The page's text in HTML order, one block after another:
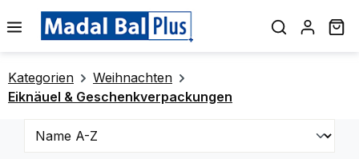
springen
Kategorien
Weihnachten
Eiknäuel & Geschenkverpackungen